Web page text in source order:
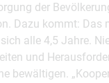
der
Dazu kommt: Das
alle 4,5 Jahre.
und
bewältigen.